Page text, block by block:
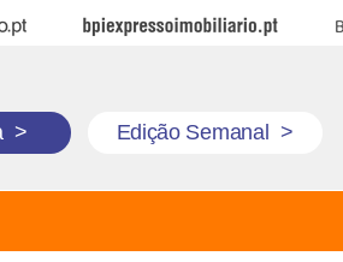
BPI Expresso Imobiliário
> Edição Semanal >